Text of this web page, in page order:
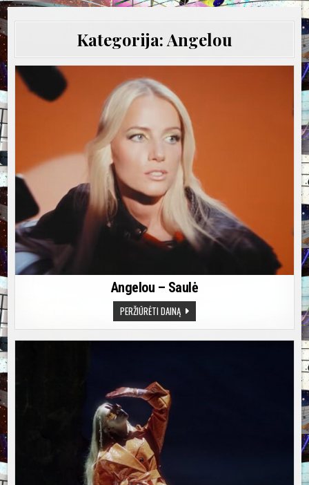
Kategorija:Angelou
Angelou – Saulė
PERŽIŪRĖTI DAINĄANGELOU
–
SAULĖ